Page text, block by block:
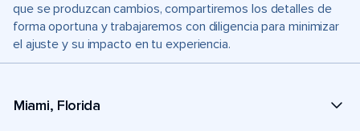
que se produzcan cambios, compartiremos los detalles de
forma oportuna y trabajaremos con diligencia para minimizar
el ajuste y su impacto en tu experiencia.
Miami, Florida